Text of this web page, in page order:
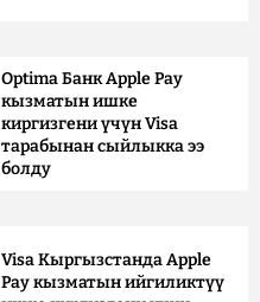
Optima Банк Apple Pay
кызматын ишке
киргизгени үчүн Visa
тарабынан сыйлыкка ээ
болду
Visa Кыргызстанда Apple
Pay кызматын ийгиликтүү